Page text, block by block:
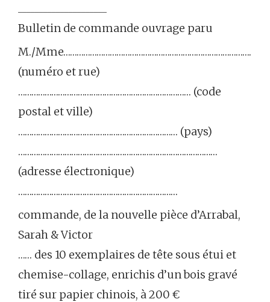
Bulletin de commande ouvrage paru
M./Mme……………………………………………………………………………
(numéro et rue)
…………………………………………………………………… (code
postal et ville)
……………………………………………………………… (pays)
………………………………………………………………………………
(adresse électronique)
………………………………………………………………
commande, de la nouvelle pièce d’Arrabal,
Sarah & Victor
…… des 10 exemplaires de tête sous étui et
chemise-collage, enrichis d’un bois gravé
tiré sur papier chinois, à 200 €